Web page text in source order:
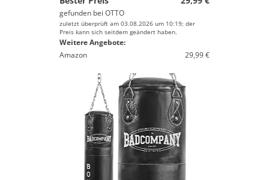
gefunden bei OTTO
zuletzt überprüft am 03.08.2026 um 10:19; der
Preis kann sich seitdem geändert haben.
Weitere Angebote:
Amazon
29,99 €